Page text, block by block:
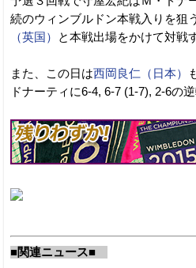
続のウィンブルドン本戦入りを狙
（英国）
と本戦出場をかけて対戦
また、この日は西岡良仁（日本）
ドナーティに6-4, 6-7 (1-7), 2-6の逆
■関連ニュース■